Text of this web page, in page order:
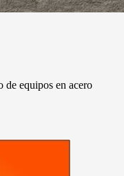
de equipos en acero